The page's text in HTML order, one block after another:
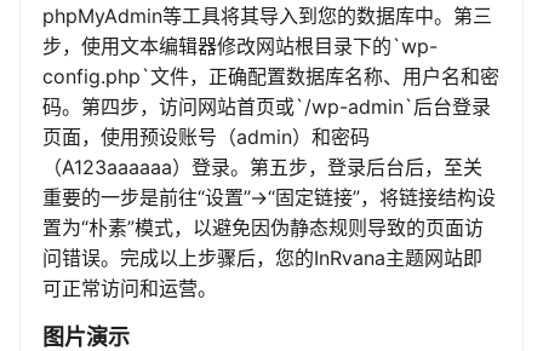
phpMyAdmin等工具将其导入到您的数据库中。第三
步，使用文本编辑器修改网站根目录下的`wp-
config.php`文件，正确配置数据库名称、用户名和密
码。第四步，访问网站首页或`/wp-admin`后台登录
页面，使用预设账号（admin）和密码
（A123aaaaaa）登录。第五步，登录后台后，至关
重要的一步是前往“设置”->“固定链接”，将链接结构设
置为“朴素”模式，以避免因伪静态规则导致的页面访
问错误。完成以上步骤后，您的InRvana主题网站即
可正常访问和运营。
图片演示